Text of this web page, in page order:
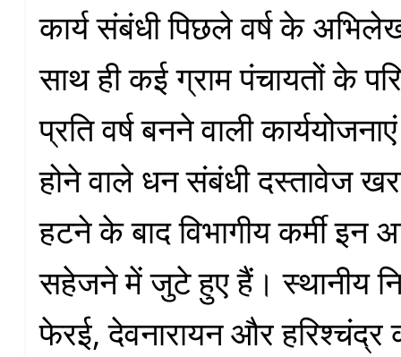
कार्य संबंधी पिछले वर्ष के
साथ ही कई ग्राम पंचायतों के
प्रति वर्ष बनने वाली
होने वाले धन संबंधी दस्तावेज
हटने के बाद विभागीय कर्मी इन
सहेजने में जुटे हुए हैं। स्थानीय
फेरई, देवनारायन और